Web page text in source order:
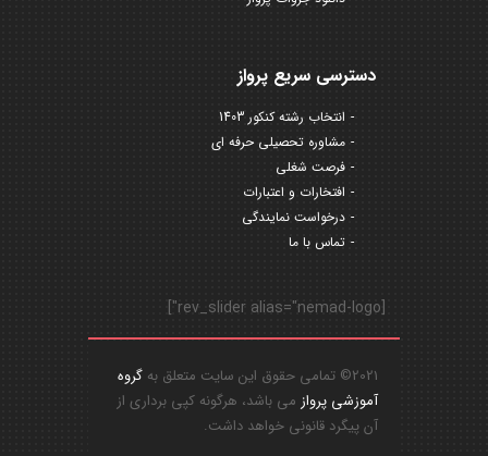
دسترسی سریع پرواز
انتخاب رشته کنکور 1403
مشاوره تحصیلی حرفه ای
فرصت شغلی
افتخارات و اعتبارات
درخواست نمایندگی
تماس با ما
[rev_slider alias="nemad-logo"]
2021© تمامی حقوق این سایت متعلق به
گروه
آموزشی پرواز می باشد، هرگونه کپی برداری از
آن پیگرد قانونی خواهد داشت.